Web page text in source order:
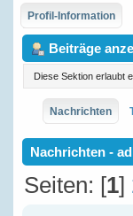
Profil-Information
Beiträge
Diese Sektion erlaubt
Nachrichten
Nachrichten -
Seiten: [1]